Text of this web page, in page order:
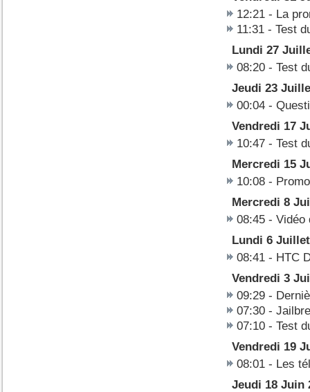
12:21 - La
11:31 - Test
Lundi 27
08:20 - Test
Jeudi 23
00:04 -
Vendredi 17
10:47 - Test
Mercredi 15
10:08 -
Mercredi 8
08:45 - Vidéo
Lundi 6
08:41 - HTC
Vendredi 3
09:29 -
07:30 -
07:10 - Test
Vendredi 19
08:01 - Les
Jeudi 18 Juin